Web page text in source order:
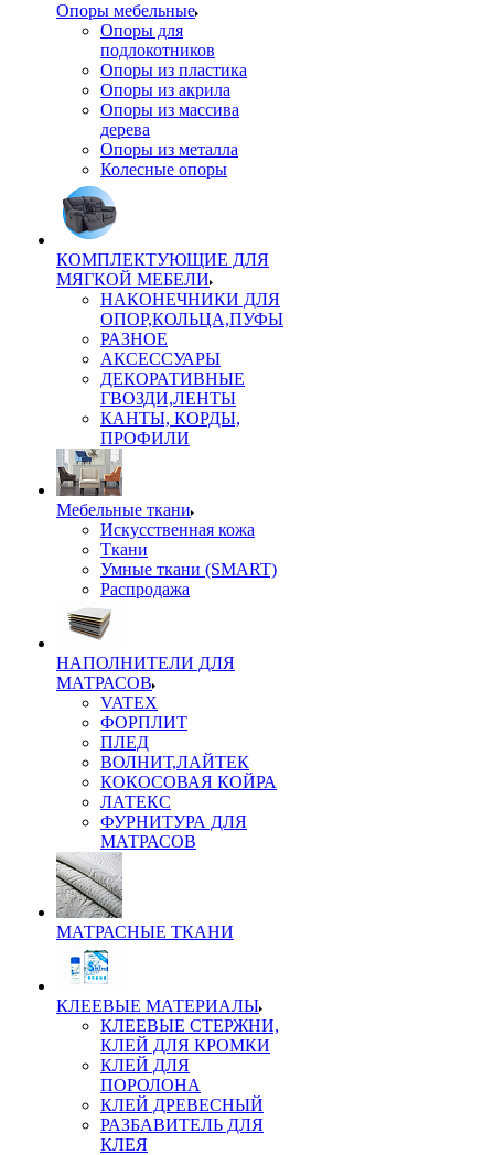
Опоры мебельные
Опоры для
подлокотников
Опоры из пластика
Опоры из акрила
Опоры из массива
дерева
Опоры из металла
Колесные опоры
КОМПЛЕКТУЮЩИЕ ДЛЯ
МЯГКОЙ МЕБЕЛИ
НАКОНЕЧНИКИ ДЛЯ
ОПОР,КОЛЬЦА,ПУФЫ
РАЗНОЕ
АКСЕССУАРЫ
ДЕКОРАТИВНЫЕ
ГВОЗДИ,ЛЕНТЫ
КАНТЫ, КОРДЫ,
ПРОФИЛИ
Мебельные ткани
Искусственная кожа
Ткани
Умные ткани (SMART)
Распродажа
НАПОЛНИТЕЛИ ДЛЯ
МАТРАСОВ
VATEX
ФОРПЛИТ
ПЛЕД
ВОЛНИТ,ЛАЙТЕК
КОКОСОВАЯ КОЙРА
ЛАТЕКС
ФУРНИТУРА ДЛЯ
МАТРАСОВ
МАТРАСНЫЕ ТКАНИ
КЛЕЕВЫЕ МАТЕРИАЛЫ
КЛЕЕВЫЕ СТЕРЖНИ,
КЛЕЙ ДЛЯ КРОМКИ
КЛЕЙ ДЛЯ
ПОРОЛОНА
КЛЕЙ ДРЕВЕСНЫЙ
РАЗБАВИТЕЛЬ ДЛЯ
КЛЕЯ